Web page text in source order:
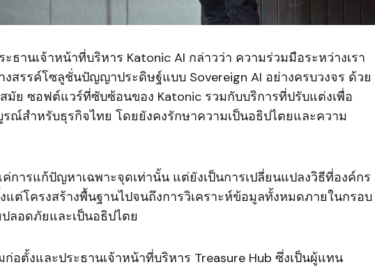
ธานเจ้าหน้าที่บริหาร Katonic AI กล่าวว่า ความร่วมมือระหว่างเรา
งสรรค์โซลูชั่นปัญญาประดิษฐ์แบบ Sovereign AI อย่างครบวงจร ด้วย
มัย ซอฟต์แวร์ที่ซับซ้อนของ Katonic รวมกับบริการที่ปรับแต่งเพื่อ
รณ์สำหรับธุรกิจไทย โดยยังคงรักษาความเป็นอธิปไตยและความ
ค่การแก้ปัญหาเฉพาะจุดเท่านั้น แต่ยังเป็นการเปลี่ยนแปลงวิธีที่องค์กร
แต่โครงสร้างพื้นฐานไปจนถึงการวิเคราะห์ข้อมูลทั้งหมดภายในกรอบ
ลอดภัยและเป็นอธิปไตย
อตั้งและประธานเจ้าหน้าที่บริหาร Treasure Hub ซึ่งเป็นผู้แทน